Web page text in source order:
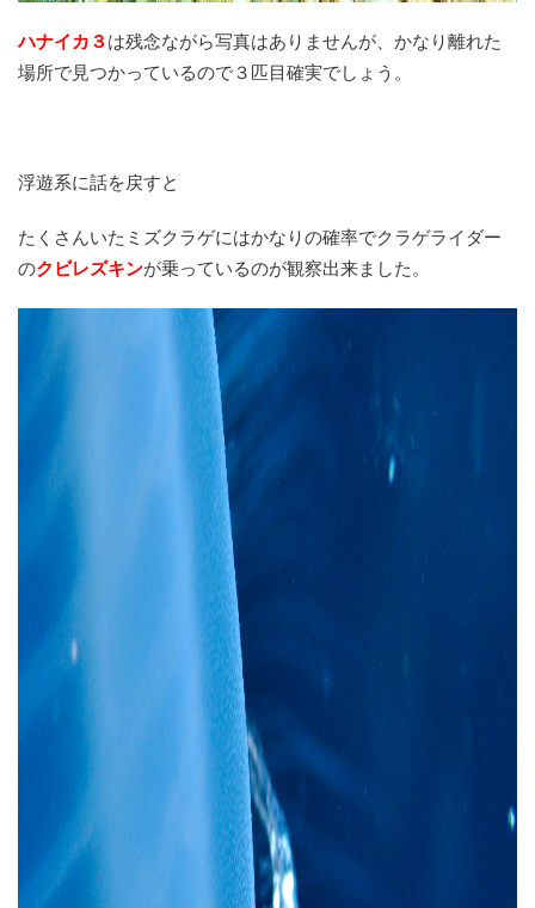
ハナイカ３ は残念ながら写真はありませんが、かなり離れた
場所で見つかっているので３匹目確実でしょう。
浮遊系に話を戻すと
たくさんいたミズクラゲにはかなりの確率でクラゲライダー
のクビレズキンが乗っているのが観察出来ました。